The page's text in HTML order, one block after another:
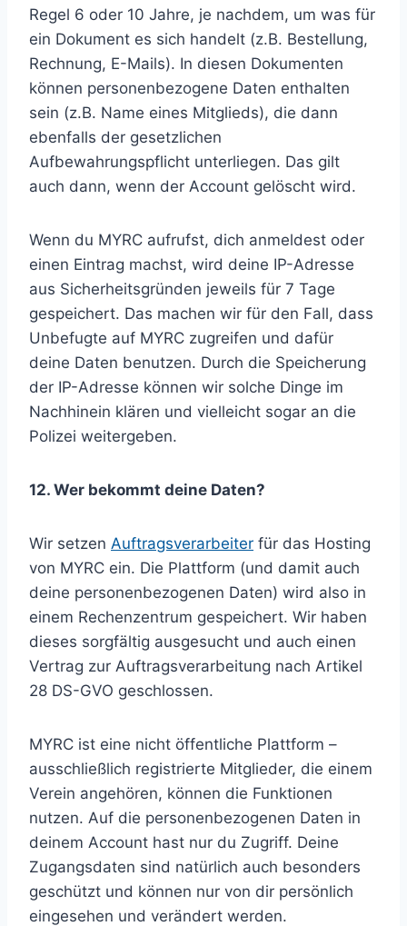
Regel 6 oder 10 Jahre, je nachdem, um was für
ein Dokument es sich handelt (z.B. Bestellung,
Rechnung, E-Mails). In diesen Dokumenten
können personenbezogene Daten enthalten
sein (z.B. Name eines Mitglieds), die dann
ebenfalls der gesetzlichen
Aufbewahrungspflicht unterliegen. Das gilt
auch dann, wenn der Account gelöscht wird.
Wenn du MYRC aufrufst, dich anmeldest oder
einen Eintrag machst, wird deine IP-Adresse
aus Sicherheitsgründen jeweils für 7 Tage
gespeichert. Das machen wir für den Fall, dass
Unbefugte auf MYRC zugreifen und dafür
deine Daten benutzen. Durch die Speicherung
der IP-Adresse können wir solche Dinge im
Nachhinein klären und vielleicht sogar an die
Polizei weitergeben.
12. Wer bekommt deine Daten?
Wir setzen Auftragsverarbeiter für das Hosting
von MYRC ein. Die Plattform (und damit auch
deine personenbezogenen Daten) wird also in
einem Rechenzentrum gespeichert. Wir haben
dieses sorgfältig ausgesucht und auch einen
Vertrag zur Auftragsverarbeitung nach Artikel
28 DS-GVO geschlossen.
MYRC ist eine nicht öffentliche Plattform –
ausschließlich registrierte Mitglieder, die einem
Verein angehören, können die Funktionen
nutzen. Auf die personenbezogenen Daten in
deinem Account hast nur du Zugriff. Deine
Zugangsdaten sind natürlich auch besonders
geschützt und können nur von dir persönlich
eingesehen und verändert werden.